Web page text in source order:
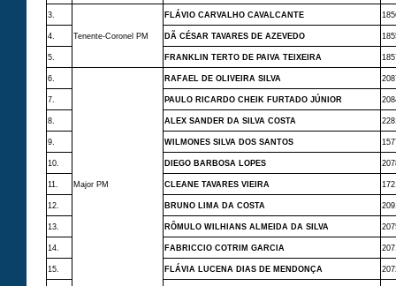
3.
Tenente-Coronel PM
FLÁVIO CARVALHO CAVALCANTE
4. DÃ CÉSAR TAVARES DE AZEVEDO
5. FRANKLIN TERTO DE PAIVA TEIXEIRA
6.
Major PM
RAFAEL DE OLIVEIRA SILVA
7. PAULO RICARDO CHEIK FURTADO JÚNIOR
8. ALEX SANDER DA SILVA COSTA
9. WILMONES SILVA DOS SANTOS
10. DIEGO BARBOSA LOPES
11. CLEANE TAVARES VIEIRA
12. BRUNO LIMA DA COSTA
13. RÔMULO WILHIANS ALMEIDA DA SILVA
14. FABRICCIO COTRIM GARCIA
15. FLÁVIA LUCENA DIAS DE MENDONÇA